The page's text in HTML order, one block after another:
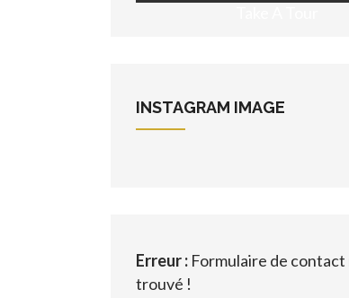
INSTAGRAM IMAGE
Erreur : Formulaire de contact
trouvé !